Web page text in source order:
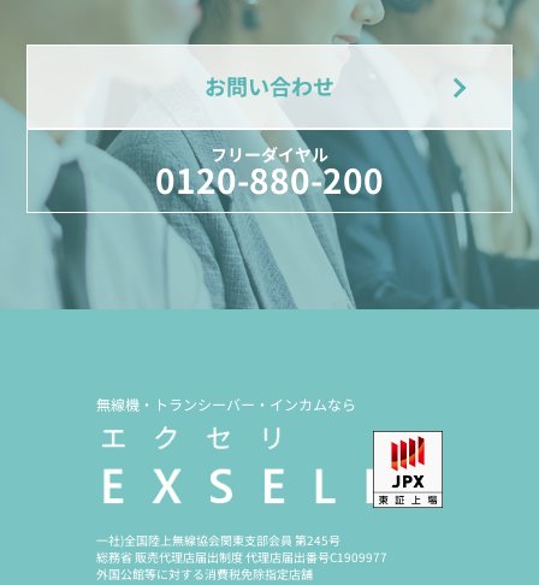
お問い合わせ
フリーダイヤル
0120-880-200
無線機・トランシーバー・インカムなら
一社)全国陸上無線協会関東支部会員 第245号
総務省 販売代理店届出制度 代理店届出番号C1909977
外国公館等に対する消費税免除指定店舗